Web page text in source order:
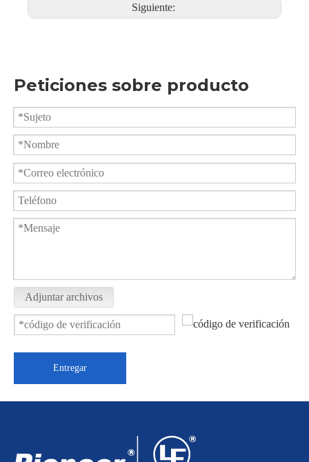
Válvula de bola para fondo de tanque de descarga con extensión de vástago PGQ81F Válvula de bola de descarga inferior Tri-Clamp Q8c1F
Siguiente:
Peticiones sobre producto
Adjuntar archivos
Entregar